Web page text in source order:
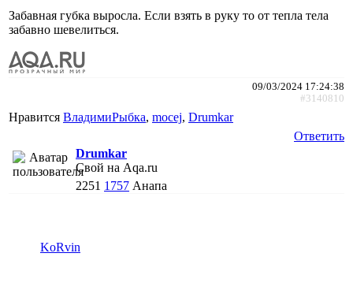
Забавная губка выросла. Если взять в руку то от тепла тела
забавно шевелиться.
09/03/2024 17:24:38
#3140810
Нравится ВладимиРыбка, mocej, Drumkar
Ответить
Drumkar
Свой на Aqa.ru
2251 1757 Анапа
KoRvin